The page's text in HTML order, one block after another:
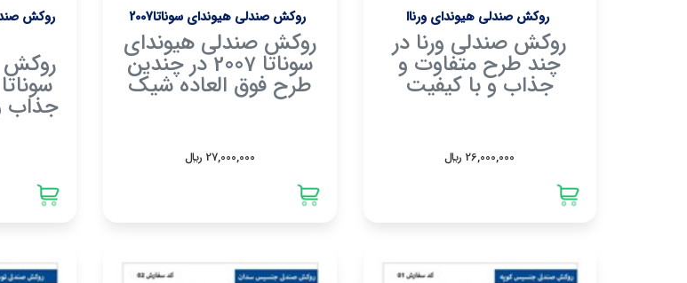
روکش صندلی هیوندای ورناا
روکش صندلی ورنا در
چند طرح متفاوت و
جذاب و با کیفیت
26,000,000 ريال
روکش صندلی هیوندای سوناتا2007
روکش صندلی هیوندای
سوناتا 2007 در چندین
طرح فوق العاده شیک
27,000,000 ريال
روکش
جذاب